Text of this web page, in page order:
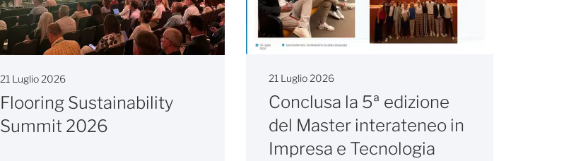
21 Luglio 2026
Flooring Sustainability
Summit 2026
21 Luglio 2026
Conclusa la 5ª edizione
del Master interateneo in
Impresa e Tecnologia